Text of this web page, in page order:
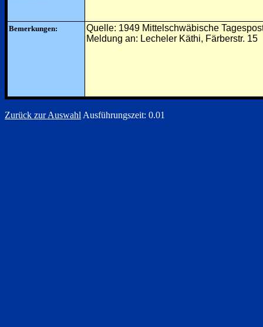
Bemerkungen:
Quelle: 1949 Mittelschwäbische
Meldung an: Lecheler Käthi, Färberstr. 15
Zurück zur Auswahl Ausführungszeit: 0.01